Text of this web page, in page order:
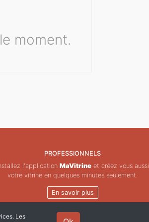
moment.
PROFESSIONNELS
l'application MaVitrineet créez vous aussi
votre vitrine en quelques minutes seulement.
En savoir plus
Les